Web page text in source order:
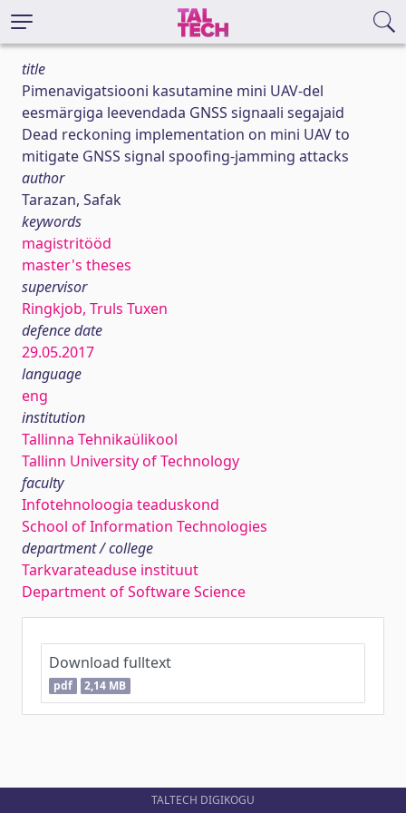
title
Pimenavigatsiooni kasutamine mini UAV-del
eesmärgiga leevendada GNSS signaali segajaid
Dead reckoning implementation on mini UAV to
mitigate GNSS signal spoofing-jamming attacks
author
Tarazan, Safak
keywords
magistritööd
master's theses
supervisor
Ringkjob, Truls Tuxen
defence date
29.05.2017
language
eng
institution
Tallinna Tehnikaülikool
Tallinn University of Technology
faculty
Infotehnoloogia teaduskond
School of Information Technologies
department / college
Tarkvarateaduse instituut
Department of Software Science
Download fulltext
pdf 2,14 MB
TALTECH DIGIKOGU